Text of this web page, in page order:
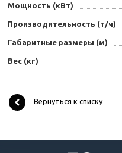
Мощность (кВт)
Производительность (т/ч)
Габаритные размеры (м)
Вес (кг)
Вернуться к списку